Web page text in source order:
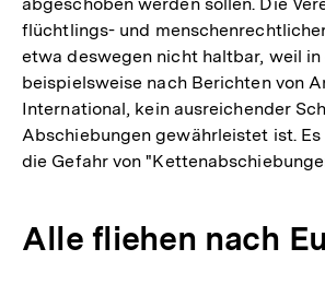
abgeschoben werden sollen. Die
flüchtlings- und
etwa deswegen nicht haltbar, weil in
beispielsweise nach Berichten von
International, kein ausreichender
Abschiebungen gewährleistet ist.
die Gefahr von
Alle fliehen nach